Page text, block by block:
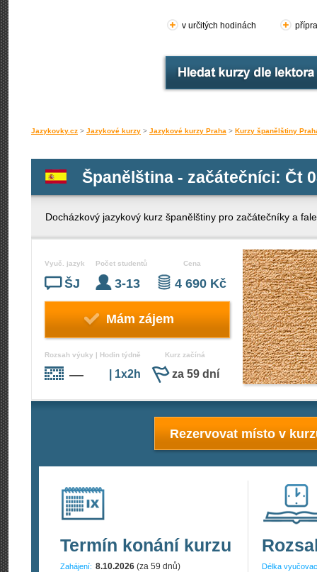
v určitých hodinách
Jazykovky.cz > Jazykové kurzy > Jazykové kurzy Praha > Kurzy španělštiny
Španělština - začátečníci: Čt
Docházkový jazykový kurz španělštiny pro začátečníky a
Vyuč. jazyk
ŠJ
Počet studentů
3-13
Cena
4 690 Kč
Mám zájem
Rozsah výuky | Hodin týdně
— | 1x2h
Kurz začíná
za 59 dní
Rezervovat místo v
Termín konání kurzu
Zahájení: 8.10.2026 (za 59 dnů)
Délka